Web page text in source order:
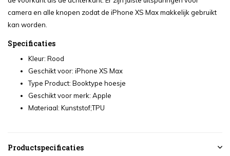
camera en alle knopen zodat de iPhone XS Max makkelijk gebruikt
kan worden.
Specificaties
Kleur: Rood
Geschikt voor: iPhone XS Max
Type Product: Booktype hoesje
Geschikt voor merk: Apple
Materiaal: Kunststof;TPU
Productspecificaties